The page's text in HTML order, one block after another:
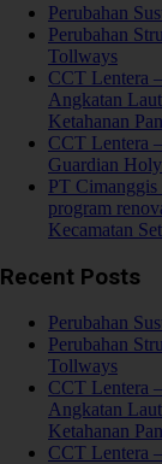
Perubahan
Perubahan
Tollways
CCT Lentera
Angkatan
Ketahanan
CCT Lentera
Guardian
PT
program
Kecamatan
Recent Posts
Perubahan
Perubahan
Tollways
CCT Lentera
Angkatan
Ketahanan
CCT Lentera